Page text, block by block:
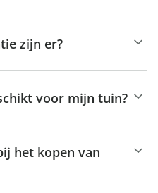
zijn er?
voor mijn tuin?
het kopen van